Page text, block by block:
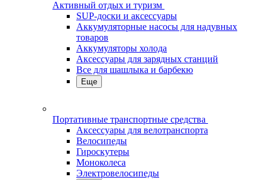
Активный отдых и туризм
SUP-доски и аксессуары
Аккумуляторные насосы для надувных
товаров
Аккумуляторы холода
Аксессуары для зарядных станций
Все для шашлыка и барбекю
Еще
Портативные транспортные средства
Аксессуары для велотранспорта
Велосипеды
Гироскутеры
Моноколеса
Электровелосипеды